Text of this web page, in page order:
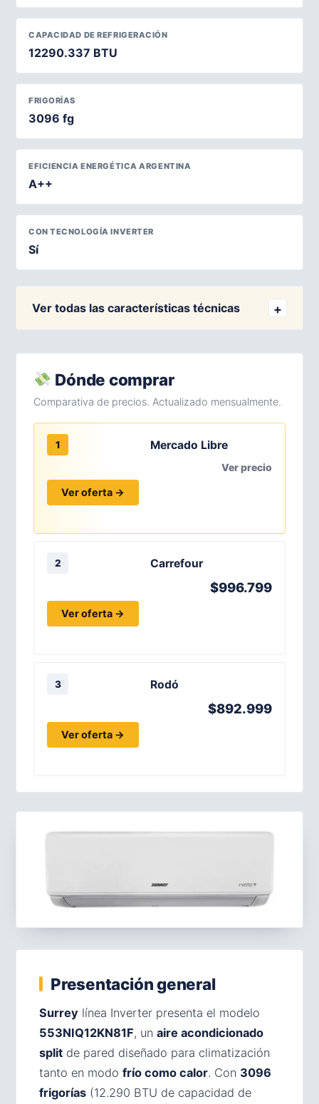
CAPACIDAD DE REFRIGERACIÓN
12290.337 BTU
FRIGORÍAS
3096 fg
EFICIENCIA ENERGÉTICA ARGENTINA
A++
CON TECNOLOGÍA INVERTER
Sí
Ver todas las características técnicas
Dónde comprar
Comparativa de precios. Actualizado mensualmente.
1 Mercado Libre
Ver precio
Ver oferta →
2 Carrefour
$996.799
Ver oferta →
3 Rodó
$892.999
Ver oferta →
Presentación general
Surrey línea Inverter presenta el modelo
553NIQ12KN81F, un aire acondicionado
split de pared diseñado para climatización
tanto en modo frío como calor. Con 3096
frigorías (12.290 BTU de capacidad de